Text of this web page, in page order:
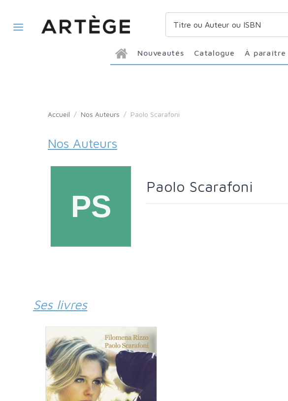
Nouveautés Catalogue À paraître
Accueil / Nos Auteurs / Paolo Scarafoni
Nos Auteurs
Paolo Scarafoni
Ses livres